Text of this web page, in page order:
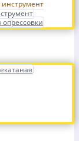
опрессовки